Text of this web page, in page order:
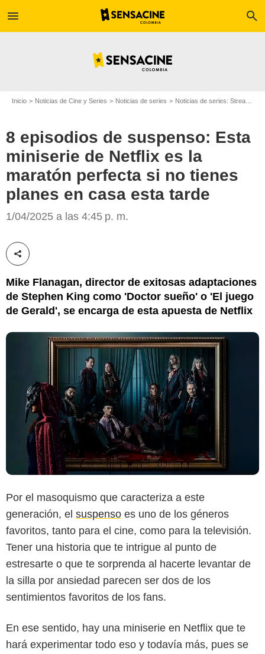
menu search
Inicio Noticias de Cine y Series Noticias de series Noticias de series: Streaming
8 episodios de suspenso: Esta
miniserie de Netflix es la
maratón perfecta si no tienes
planes en casa esta tarde
1/04/2025 a las 4:45 p. m.
Compartir esta noticia
Mike Flanagan, director de exitosas adaptaciones
de Stephen King como 'Doctor sueño' o 'El juego
de Gerald', se encarga de esta apuesta de Netflix
Netflix
Por el masoquismo que caracteriza a este
generación, el suspenso es uno de los géneros
favoritos, tanto para el cine, como para la televisión.
Tener una historia que te intrigue al punto de
estresarte o que te sorprenda al hacerte levantar de
la silla por ansiedad parecen ser dos de los
sentimientos favoritos de los fans.
En ese sentido, hay una miniserie en Netflix que te
hará experimentar todo eso y todavía más, pues se